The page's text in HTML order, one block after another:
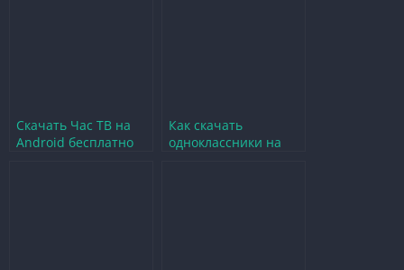
Скачать Час ТВ на
Android бесплатно
Как скачать
одноклассники на